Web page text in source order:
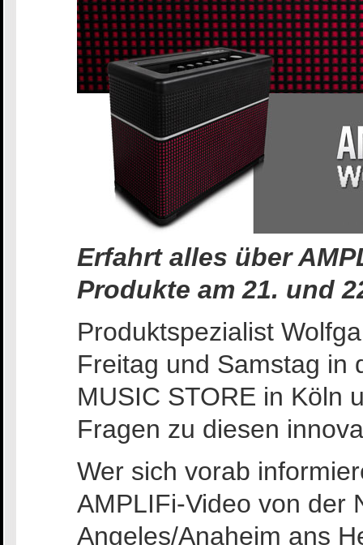
Erfahrt alles über
Produkte am 21. und
Produktspezialist
Freitag und Samstag in
MUSIC STORE in Köln
Fragen zu diesen
Wer sich vorab
AMPLIFi-Video von der
Angeles/Anaheim ans